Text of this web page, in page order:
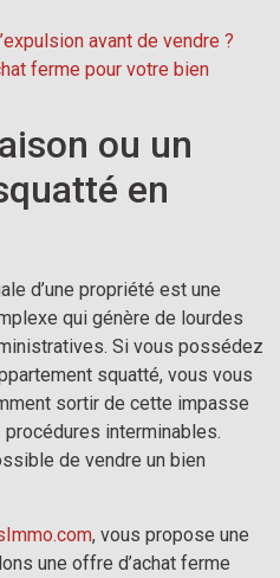
avant de vendre ?
ferme pour votre bien
ou un
en
d’une propriété est une
qui génère de lourdes
Si vous possédez
squatté, vous vous
sortir de cette impasse
interminables.
de vendre un bien
, vous propose une
une offre d’achat ferme